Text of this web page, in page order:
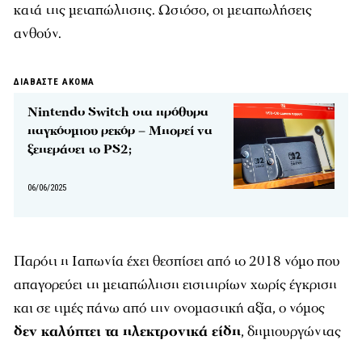
κατά της μεταπώλησης. Ωστόσο, οι μεταπωλήσεις
ανθούν.
ΔΙΑΒΑΣΤΕ ΑΚΟΜΑ
Nintendo Switch στα πρόθυρα
παγκόσμιου ρεκόρ – Μπορεί να
ξεπεράσει το PS2;
06/06/2025
Παρότι η Ιαπωνία έχει θεσπίσει από το 2018 νόμο που
απαγορεύει τη μεταπώληση εισιτηρίων χωρίς έγκριση
και σε τιμές πάνω από την ονομαστική αξία, ο νόμος
δεν καλύπτει τα ηλεκτρονικά είδη, δημιουργώντας